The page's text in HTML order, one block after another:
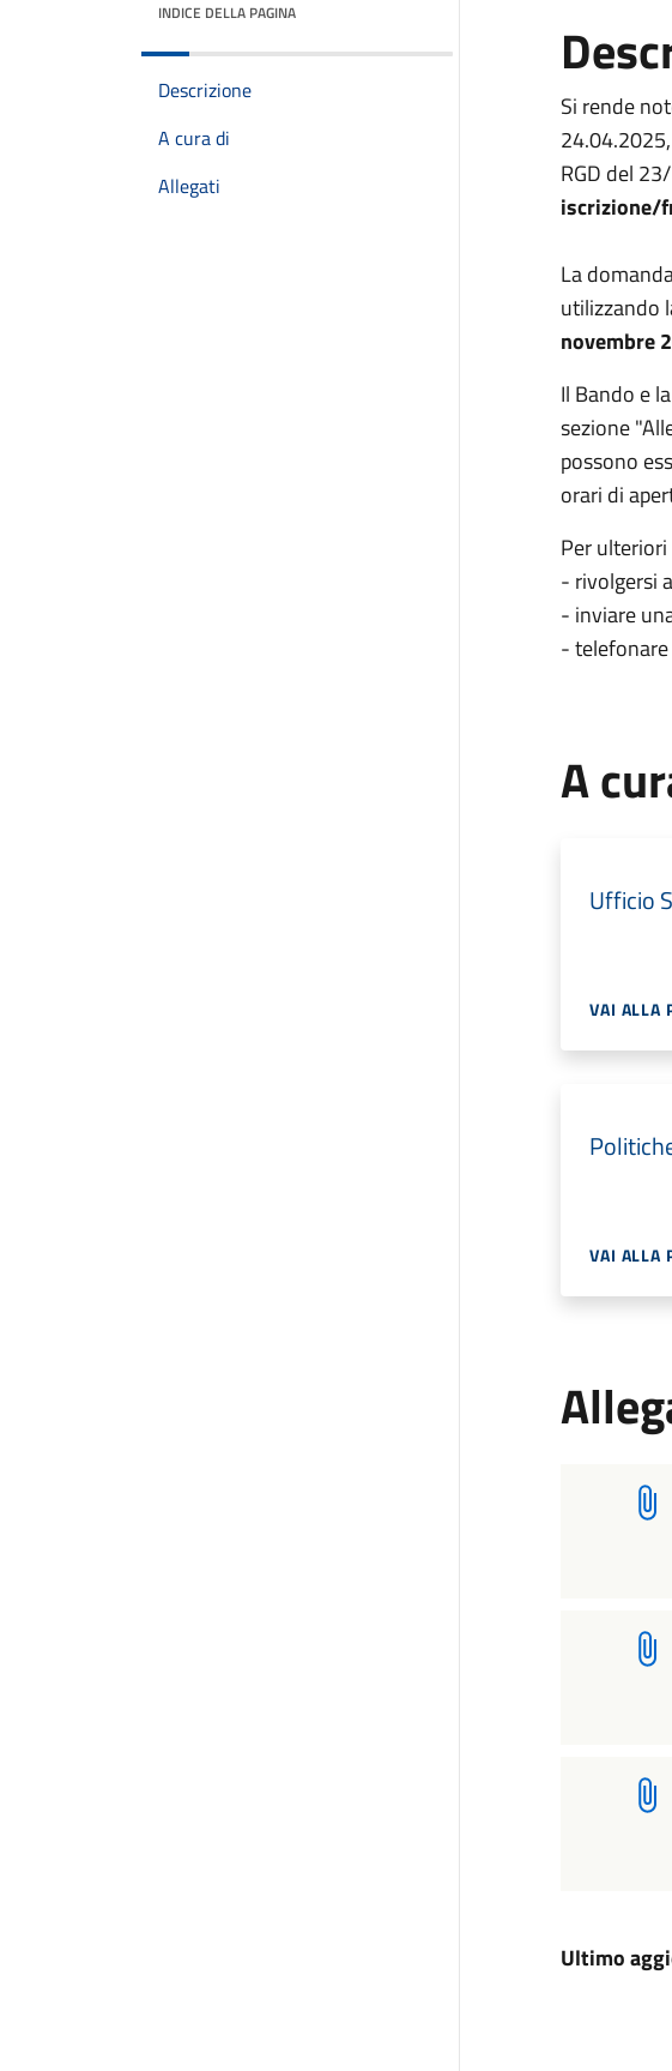
INDICE DELLA PAGINA
Descrizione
A cura di
Allegati
Si rende
RGD del
iscrizione/
La
utilizzando
novembre
Il Bando e
sezione
possono
orari di
Per
- rivolgersi
- inviare
-
A
Ufficio
VAI ALLA
VAI ALLA
Ultimo